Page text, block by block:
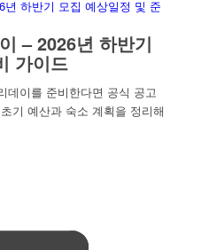
– 2026년 하반기
가이드
데이를 준비한다면 공식 공고
기 예산과 숙소 계획을 정리해